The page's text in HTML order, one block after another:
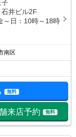
井ビル2F
日：10時～18時
南区
無料
来店予約 無料